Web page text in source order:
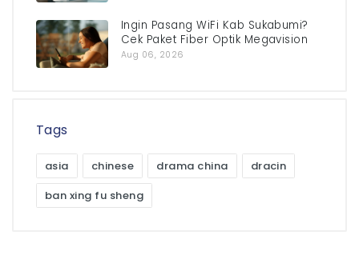
Ingin Pasang WiFi Kab Sukabumi?
Cek Paket Fiber Optik Megavision
Aug 06, 2026
Tags
asia chinese drama china
dracin
ban xing fu sheng